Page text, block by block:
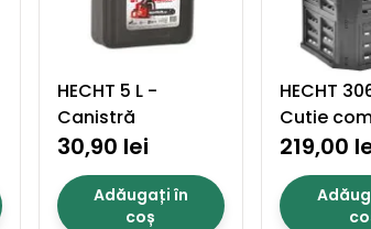
HECHT 5 L -
Canistră
30,90 lei
Adăugați în
coș
HECHT
Cutie
360 l
219,00